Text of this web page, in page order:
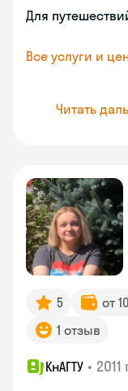
Для
Все услуги и
Читать
5 от
1 отзыв
КнАГТУ • 2011